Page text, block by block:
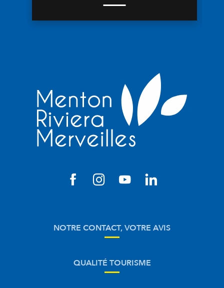
NOTRE CONTACT, VOTRE AVIS
QUALITÉ TOURISME